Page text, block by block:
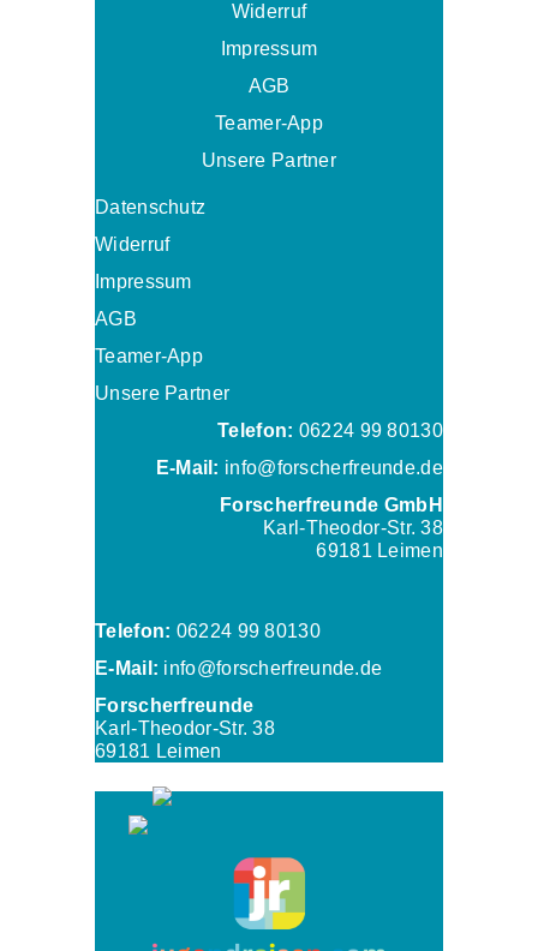
Widerruf
Impressum
AGB
Teamer-App
Unsere Partner
Datenschutz
Widerruf
Impressum
AGB
Teamer-App
Unsere Partner
Telefon: 06224 99 80130
E-Mail: info@forscherfreunde.de
Forscherfreunde GmbH
Karl-Theodor-Str. 38
69181 Leimen
Telefon: 06224 99 80130
E-Mail: info@forscherfreunde.de
Forscherfreunde
Karl-Theodor-Str. 38
69181 Leimen